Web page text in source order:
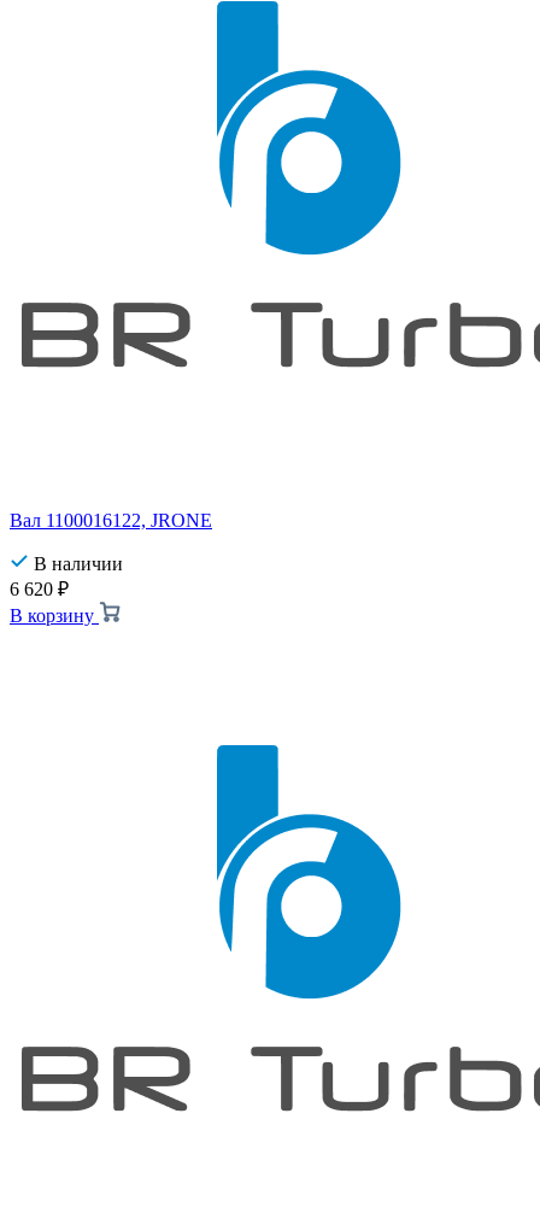
Вал 1100016122, JRONE
В наличии
6 620 ₽
В корзину